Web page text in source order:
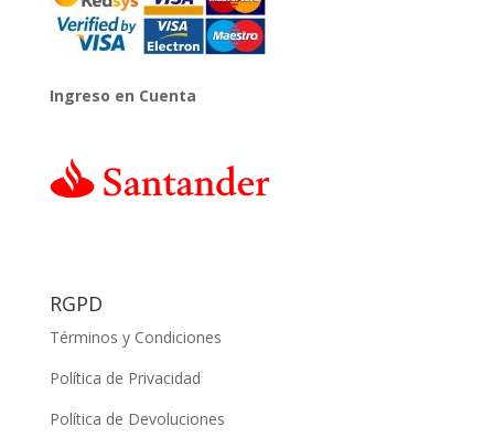
Ingreso en Cuenta
RGPD
Términos y Condiciones
Política de Privacidad
Política de Devoluciones